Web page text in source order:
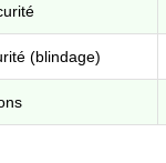
(blindage)